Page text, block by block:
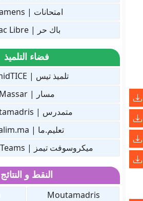
امتحانات | Examens
باك حر | Bac Libre
فضاء التلميذ
تلميذ تيس | TelmidTICE
مسار | Massar
متمدرس | Moutamadris
تعليم.ما | Taalim.ma
ميكروسوفت تيمز | Microsoft Teams
النقط و النتائج
Moutamadris